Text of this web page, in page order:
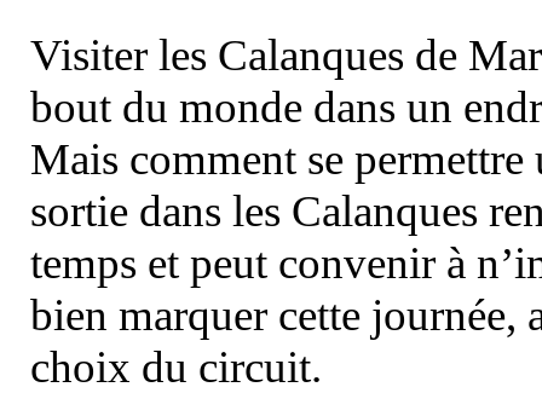
Visiter les Calanques de
bout du monde dans un
Mais comment se permettre
sortie dans les Calanques
temps et peut convenir à
bien marquer cette journée,
choix du circuit.